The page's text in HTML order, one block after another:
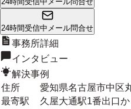
24時間受信中 メール問合せ
事務所詳細
インタビュー
解決事例
住所
愛知県名古屋市中区
最寄駅
久屋大通駅1番出口